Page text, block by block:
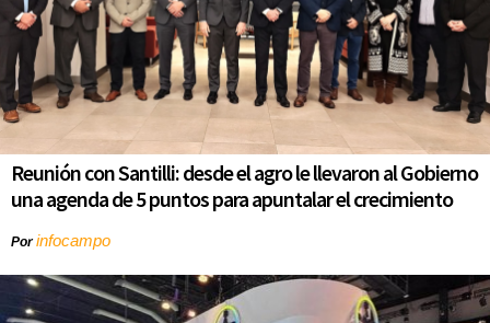
Reunión con Santilli: desde el agro le llevaron al Gobierno
una agenda de 5 puntos para apuntalar el crecimiento
Porinfocampo